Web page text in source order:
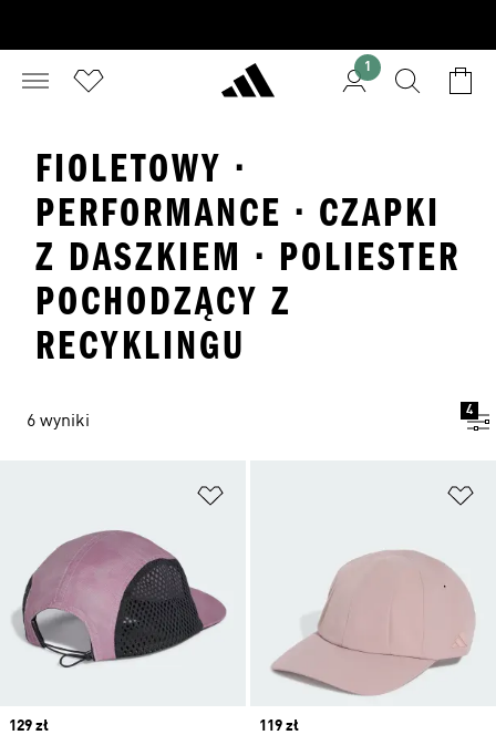
1
FIOLETOWY ·
PERFORMANCE · CZAPKI
Z DASZKIEM · POLIESTER
POCHODZĄCY Z
RECYKLINGU
6 wyniki
4
Price
129 zł
Price
119 zł